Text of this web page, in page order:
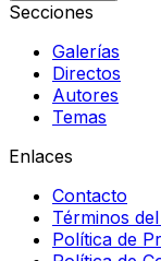
Secciones
Galerías
Directos
Autores
Temas
Enlaces
Contacto
Términos
Política de